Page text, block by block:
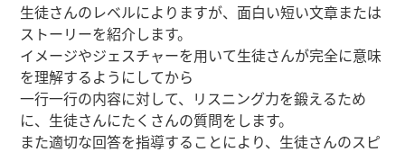
生徒さんのレベルによりますが、面白い短い文章または
ストーリーを紹介します。
イメージやジェスチャーを用いて生徒さんが完全に意味
を理解するようにしてから
一行一行の内容に対して、リスニング力を鍛えるため
に、生徒さんにたくさんの質問をします。
また適切な回答を指導することにより、生徒さんのスピ